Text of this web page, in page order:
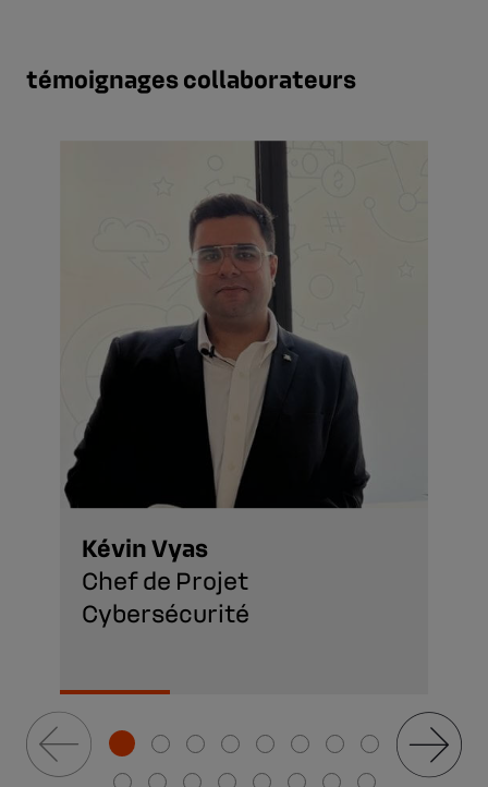
témoignages collaborateurs
Kévin Vyas
Chef de Projet
Cybersécurité